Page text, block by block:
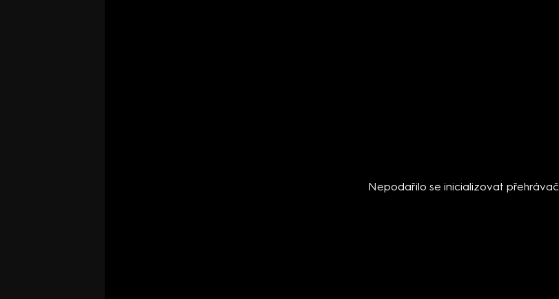
Nepodařilo se inicializovat přehrávač